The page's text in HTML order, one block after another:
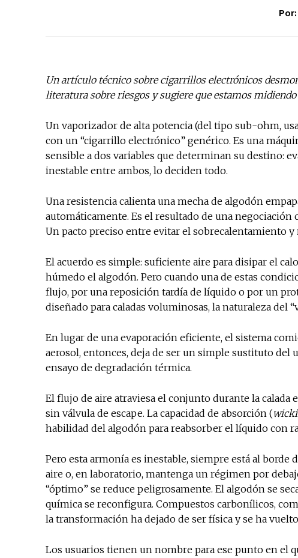
Por:
Un artículo técnico sobre cigarrillos electrónicos
literatura sobre riesgos y sugiere que estamos
Un vaporizador de alta potencia (del tipo sub-ohm,
con un “cigarrillo electrónico” genérico. Es una
sensible a dos variables que determinan su destino:
inestable entre ambos, lo deciden todo.
Una resistencia calienta una mecha de algodón
automáticamente. Es el resultado de una
Un pacto preciso entre evitar el sobrecalentamiento
El acuerdo es simple: suficiente aire para disipar el
húmedo el algodón. Pero cuando una de estas
flujo, por una reposición tardía de líquido o por un
diseñado para caladas voluminosas, la naturaleza del
En lugar de una evaporación eficiente, el sistema
aerosol, entonces, deja de ser un simple sustituto del
ensayo de degradación térmica.
El flujo de aire atraviesa el conjunto durante la
sin válvula de escape. La capacidad de absorción (
habilidad del algodón para reabsorber el líquido con
Pero esta armonía es inestable, siempre está al
aire o, en laboratorio, mantenga un régimen por
“óptimo” se reduce peligrosamente. El algodón se
química se reconfigura. Compuestos carbonílicos,
la transformación ha dejado de ser física y se ha
Los usuarios tienen un nombre para ese punto en el